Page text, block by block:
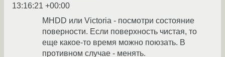
13:16:21 +00:00
MHDD или Victoria - посмотри состояние
поверности. Если поверхность чистая, то
еще какое-то время можно поюзать. В
противном случае - менять.